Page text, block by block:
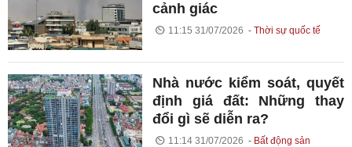
cảnh giác
11:15 31/07/2026 Thời sự quốc tế
Nhà nước kiểm soát, quyết
định giá đất: Những thay
đổi gì sẽ diễn ra?
11:14 31/07/2026 Bất động sản